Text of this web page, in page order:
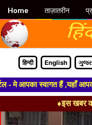
हिन्दी English
आपका स्वागत हैं ,यहाँ आपको
♦इस खबर
Home ताज़ातरीन